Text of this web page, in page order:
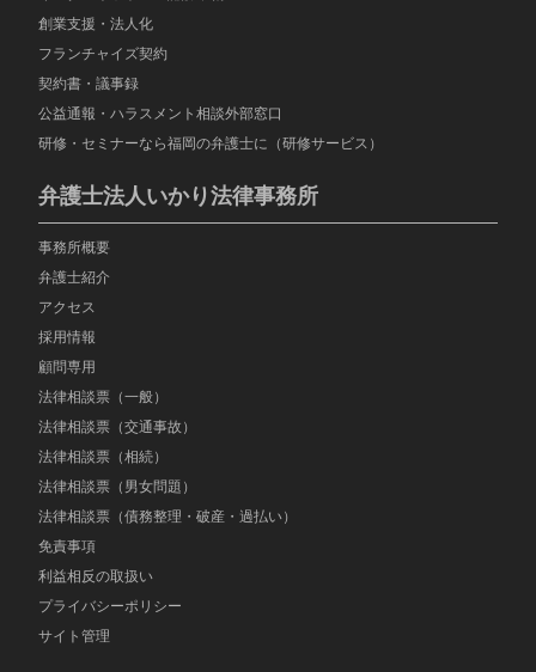
創業支援・法人化
フランチャイズ契約
契約書・議事録
公益通報・ハラスメント相談外部窓口
研修・セミナーなら福岡の弁護士に（研修サービス）
弁護士法人いかり法律事務所
事務所概要
弁護士紹介
アクセス
採用情報
顧問専用
法律相談票（一般）
法律相談票（交通事故）
法律相談票（相続）
法律相談票（男女問題）
法律相談票（債務整理・破産・過払い）
免責事項
利益相反の取扱い
プライバシーポリシー
サイト管理